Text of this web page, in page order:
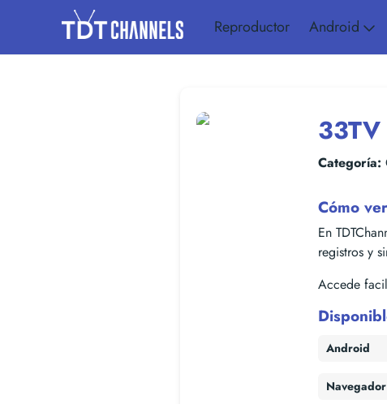
Reproductor Android
Categoría:
Cómo
En
registros y
Accede
Android
Navegador